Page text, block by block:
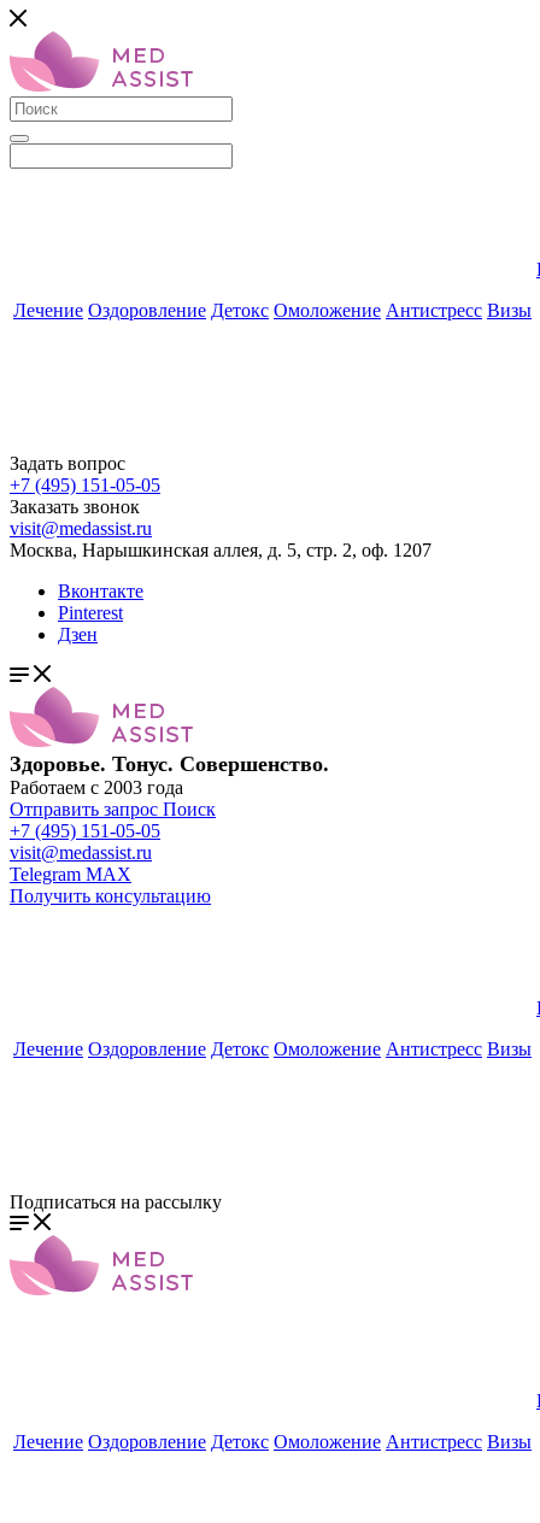
Лечение Оздоровление Детокс Омоложение Антистресс Визы
Задать вопрос
+7 (495) 151-05-05
Заказать звонок
visit@medassist.ru
Москва, Нарышкинская аллея, д. 5, стр. 2, оф. 1207
Вконтакте
Pinterest
Дзен
Здоровье. Тонус. Совершенство.
Работаем с 2003 года
Отправить запрос Поиск
+7 (495) 151-05-05
visit@medassist.ru
Telegram MAX
Получить консультацию
Лечение Оздоровление Детокс Омоложение Антистресс Визы
Подписаться на рассылку
Лечение Оздоровление Детокс Омоложение Антистресс Визы